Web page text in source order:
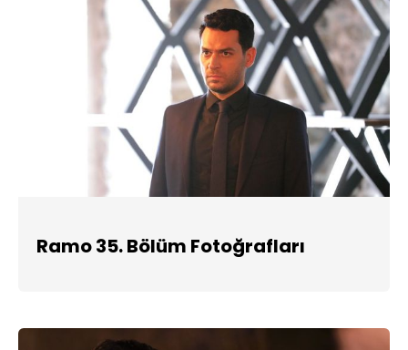
Ramo 35. Bölüm Fotoğrafları